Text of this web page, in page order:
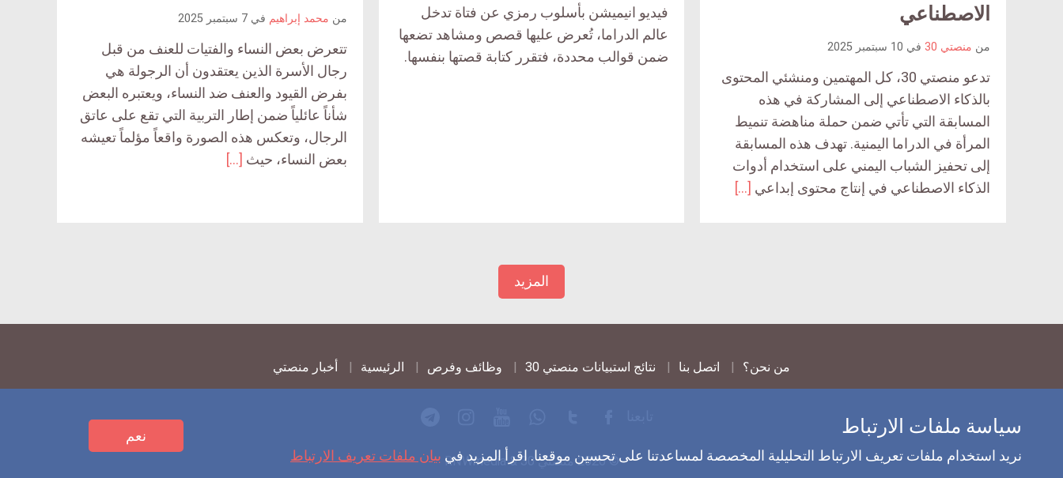
سياسة ملفات الارتباط
نريد استخدام ملفات تعريف الارتباط التحليلية المخصصة لمساعدتنا على تحسين موقعنا. اقرأ المزيد في بيان ملفات تعريف الارتباط
نعم
الاصطناعي
من منصتي 30 في 10 سبتمبر 2025
تدعو منصتي 30، كل المهتمين ومنشئي المحتوى
بالذكاء الاصطناعي إلى المشاركة في هذه
المسابقة التي تأتي ضمن حملة مناهضة تنميط
المرأة في الدراما اليمنية. تهدف هذه المسابقة
إلى تحفيز الشباب اليمني على استخدام أدوات
الذكاء الاصطناعي في إنتاج محتوى إبداعي […]
فيديو انيميشن بأسلوب رمزي عن فتاة تدخل
عالم الدراما، تُعرض عليها قصص ومشاهد تضعها
ضمن قوالب محددة، فتقرر كتابة قصتها بنفسها.
من محمد إبراهيم في7 سبتمبر 2025
تتعرض بعض النساء والفتيات للعنف من قبل
رجال الأسرة الذين يعتقدون أن الرجولة هي
بفرض القيود والعنف ضد النساء، ويعتبره البعض
شأناً عائلياً ضمن إطار التربية التي تقع على عاتق
الرجال، وتعكس هذه الصورة واقعاً مؤلماً تعيشه
بعض النساء، حيث […]
المزيد
من نحن؟ اتصل بنا نتائج استبيانات منصتي 30 وظائف وفرص الرئيسية أخبار منصتي
© 2026 منصتي 30 & RNWmedia